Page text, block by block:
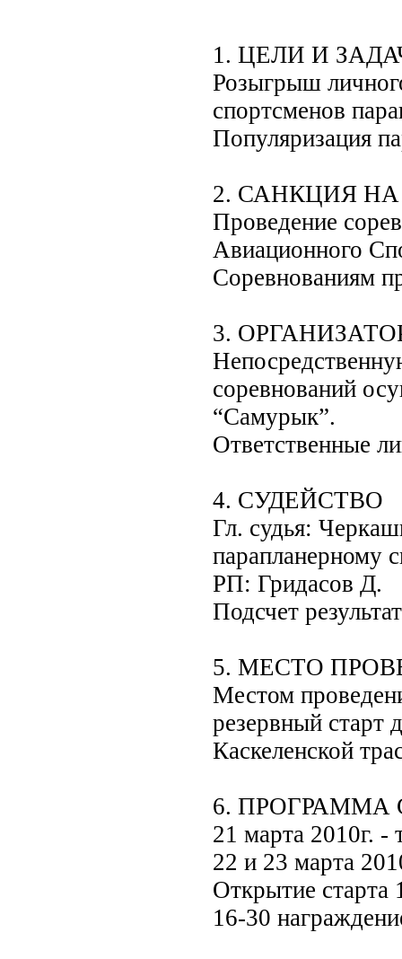
1. ЦЕЛИ И
Розыгрыш
спортсменов
Популяризация
2. САНКЦИЯ
Проведение
Авиационного
Соревнованиям
3.
соревнований
“Самурык”.
Ответственные
4. СУДЕЙСТВО
Гл. судья:
парапланерному
РП: Гридасов Д.
Подсчет
5. МЕСТО
Местом
резервный старт
Каскеленской
6.
21 марта 2010г. -
22 и 23 марта
Открытие старта
16-30